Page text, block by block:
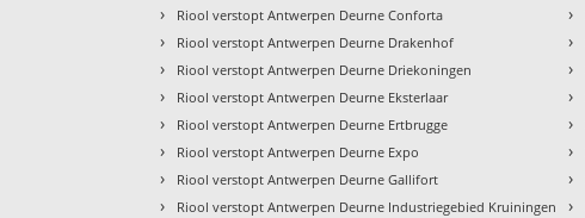
› Riool verstopt Antwerpen Deurne Conforta
› Riool verstopt Antwerpen Deurne Drakenhof
› Riool verstopt Antwerpen Deurne Driekoningen
› Riool verstopt Antwerpen Deurne Eksterlaar
› Riool verstopt Antwerpen Deurne Ertbrugge
› Riool verstopt Antwerpen Deurne Expo
› Riool verstopt Antwerpen Deurne Gallifort
› Riool verstopt Antwerpen Deurne Industriegebied Kruiningen
›
›
›
›
›
›
›
›